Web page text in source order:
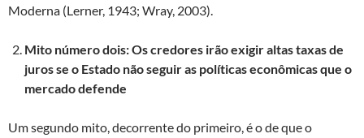
Moderna (Lerner, 1943; Wray, 2003).
Mito número dois: Os credores irão exigir altas taxas de
juros se o Estado não seguir as políticas econômicas que o
mercado defende
Um segundo mito, decorrente do primeiro, é o de que o